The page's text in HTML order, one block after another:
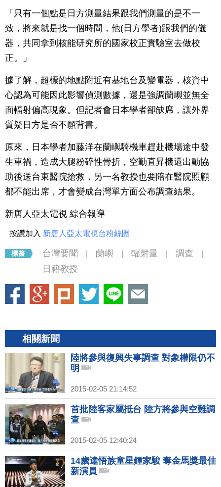
「只有一個點是日方測量結果跟我們測量的是不一
致，將來就是找一個時間，他(日方學者)跟我們的儀
器，共同拿到核能研究所的國家校正實驗室去做校
正。」
據了解，超標的地點附近有基地台及變電器，核資中
心認為可能因此影響偵測數據，還是強調蘭嶼並無全
面輻射偏高現象。但記者會日本學者卻缺席，讓外界
質疑日方是否不願背書。
原來，日本學者加藤洋在蘭嶼騎機車趕赴機場途中發
生車禍，造成大腿粉碎性骨折，空勤直昇機還出動協
助後送台東醫院搶救，另一名教授也要陪在醫院照顧
都不能出席，才會變成台灣單方面公布調查結果。
新唐人亞太電視 綜合報導
按讚加入 新唐人亞太電視台粉絲團
台灣要聞 蘭嶼 輻射量 調查
日籍教授
相關新聞
陸將參與復興失事調查 對象權限仍不
明
2015-02-05 21:14:52
首批陸客家屬抵台 陸方將參與空難調
查
2015-02-05 12:40:24
14歲達悟族童星鍾家駿 奪金馬獎最佳
新演員